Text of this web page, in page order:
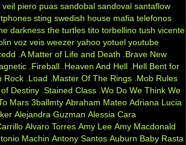
veil piero puas sandobal sandoval santaflow
sting swedish house mafia telefonos
darkness the turtles tito torbellino tush vicente
voz veis weezer yahoo yotuel youtube
.A Matter of Life and Death
.Brave New
.Fireball .Heaven And Hell .Hell Bent for
Rock .Load .Master Of The Rings .Mob Rules
of Destiny .Stained Class .Wo Do We Think We
Mars 3ballmty Abraham Mateo Adriana Lucia
Alejandra Guzman Alessia Cara
Alvaro Torres Amy Lee Amy Macdonald
Machin Antony Santos Auburn Baby Rasta